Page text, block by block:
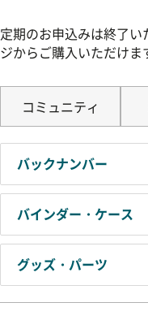
バックナンバー
バインダー・ケース
グッズ・パーツ
定期のお申込みは終了
ジからご購入いただけま
コミュニティ